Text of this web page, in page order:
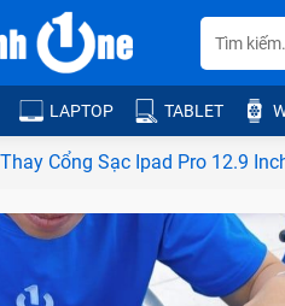
LAPTOP TABLET
Thay Cổng Sạc Ipad Pro 12.9